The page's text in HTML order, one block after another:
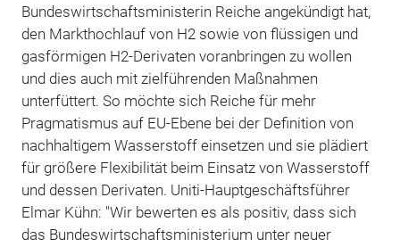
Bundeswirtschaftsministerin Reiche angekündigt hat,
den Markthochlauf von H2 sowie von flüssigen und
gasförmigen H2-Derivaten voranbringen zu wollen
und dies auch mit zielführenden Maßnahmen
unterfüttert. So möchte sich Reiche für mehr
Pragmatismus auf EU-Ebene bei der Definition von
nachhaltigem Wasserstoff einsetzen und sie plädiert
für größere Flexibilität beim Einsatz von Wasserstoff
und dessen Derivaten. Uniti-Hauptgeschäftsführer
Elmar Kühn: "Wir bewerten es als positiv, dass sich
das Bundeswirtschaftsministerium unter neuer